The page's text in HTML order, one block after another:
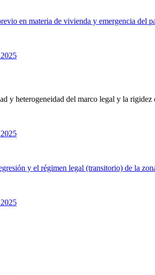
en materia de vivienda y emergencia del
y heterogeneidad del marco legal y la rigidez
y el régimen legal (transitorio) de la